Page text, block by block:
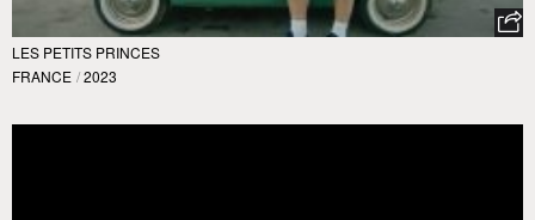
LES PETITS PRINCES
FRANCE / 2023